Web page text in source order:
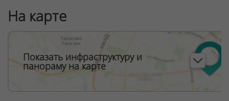
Этаж -1 (частично подземный). Здесь будут входные
группы многофункциональных бизнес-апартаментов и
общественных помещений, помещения для
коммерции, а также нижний уровень гаража стоянки.
На 1 этаже коммерческие помещения с отдельными
входами и верхний уровень гаража-стоянки. На 2-м —
На карте
Показать инфраструктуру и
панораму на карте